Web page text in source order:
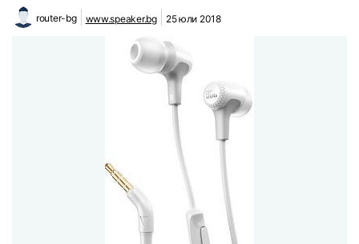
router-bg www.speaker.bg 25 юли 2018